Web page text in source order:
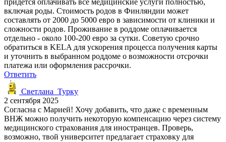
включая роды. Стоимость родов в Финляндии может
составлять от 2000 до 5000 евро в зависимости от клиники и
сложности родов. Проживание в роддоме оплачивается
отдельно - около 100-200 евро за сутки. Советую срочно
обратиться в KELA для ускорения процесса получения карты
и уточнить в выбранном роддоме о возможности отсрочки
платежа или оформления рассрочки.
Ответить
Светлана_Турку
2 сентября 2025
Согласна с Марией! Хочу добавить, что даже с временным
ВНЖ можно получить некоторую компенсацию через систему
медицинского страхования для иностранцев. Проверь,
возможно, твой университет предлагает страховку для